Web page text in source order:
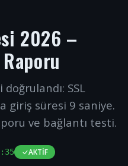
2026 –
SSL
giriş süresi 9 saniye.
ve bağlantı testi.
AKTIF